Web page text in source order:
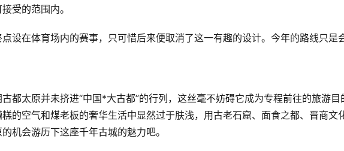
受的范围内。
设在体育场内的赛事，只可惜后来便取消了这一有趣的设计。今年的路线只是
都太原并未挤进“中国*大古都”的行列，这丝毫不妨碍它成为专程前往的旅游目
的空气和煤老板的奢华生活中显然过于肤浅，用古老石窟、面食之都、晋商文
机会游历下这座千年古城的魅力吧。